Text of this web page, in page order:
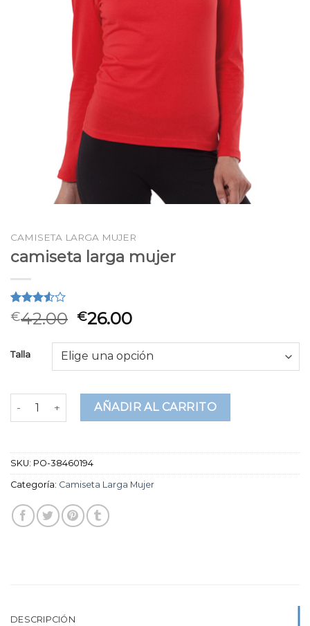
CAMISETA LARGA MUJER
camiseta larga mujer
Valorado
3.50
en
2
puntuaciones
clientes
€42.00 €26.00
Talla
camiseta larga mujer cantidadAÑADIR AL CARRITO
SKU: PO-38460194
Categoría: Camiseta Larga Mujer
DESCRIPCIÓN